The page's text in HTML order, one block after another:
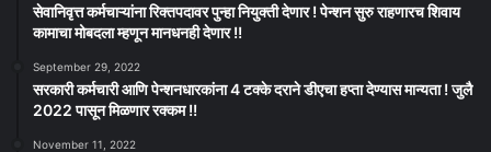
सेवानिवृत्त कर्मचाऱ्यांना रिक्तपदावर पुन्हा नियुक्ती देणार ! पेन्शन सुरु राहणारच शिवाय
कामाचा मोबदला म्हणून मानधनही देणार !!
September 29, 2022
सरकारी कर्मचारी आणि पेन्शनधारकांना 4 टक्के दराने डीएचा हप्ता देण्यास मान्यता ! जुलै
2022 पासून मिळणार रक्कम !!
November 11, 2022